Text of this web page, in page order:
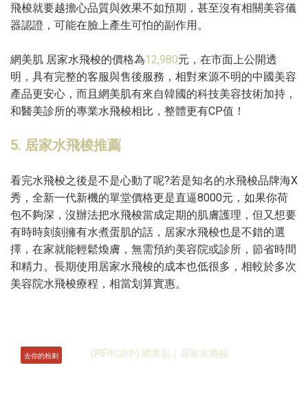
飛梭就要越擔心品質與效果不如預期，甚至沒有相關美容儀
器認證，可能在臉上產生可怕的副作用。
網美肌 居家水飛梭的價格為12,980元，在市面上公開透
明，具有完整的客服與售後服務，相對來源不明的中國美容
產品更安心，而且網美肌有來自韓國的科技美容技術加持，
和醫美診所的專業水飛梭相比，整體更有CP值！
5. 居家水飛梭推薦
看完水飛梭之後是不是心動了呢?若是知名的水飛梭品牌海X
秀，全新一代新機的單堂價格更是直逼8000元，如果你荷
包不夠深，沒辦法把水飛梭當成定期的肌膚護理，但又想要
有時時刻刻擁有水煮蛋肌的話，居家水飛梭也是不錯的選
擇，在家就能輕鬆煥膚，無需預約美容院或診所，節省時間
和精力。長期使用居家水飛梭的成本也低很多，相較於多次
美容院水飛梭療程，相當划算實惠。
去你的粉刺